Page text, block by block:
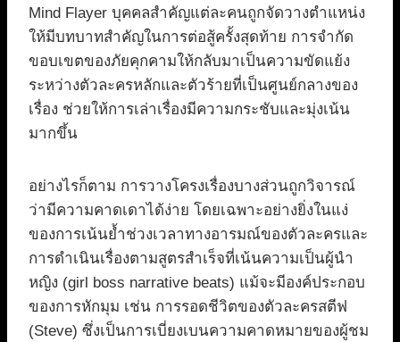
Mind Flayer บุคคลสำคัญแต่ละคนถูกจัดวางตำแหน่ง
ให้มีบทบาทสำคัญในการต่อสู้ครั้งสุดท้าย การจำกัด
ขอบเขตของภัยคุกคามให้กลับมาเป็นความขัดแย้ง
ระหว่างตัวละครหลักและตัวร้ายที่เป็นศูนย์กลางของ
เรื่อง ช่วยให้การเล่าเรื่องมีความกระชับและมุ่งเน้น
มากขึ้น
อย่างไรก็ตาม การวางโครงเรื่องบางส่วนถูกวิจารณ์
ว่ามีความคาดเดาได้ง่าย โดยเฉพาะอย่างยิ่งในแง่
ของการเน้นย้ำช่วงเวลาทางอารมณ์ของตัวละครและ
การดำเนินเรื่องตามสูตรสำเร็จที่เน้นความเป็นผู้นำ
หญิง (girl boss narrative beats) แม้จะมีองค์ประกอบ
ของการหักมุม เช่น การรอดชีวิตของตัวละครสตีฟ
(Steve) ซึ่งเป็นการเบี่ยงเบนความคาดหมายของผู้ชม